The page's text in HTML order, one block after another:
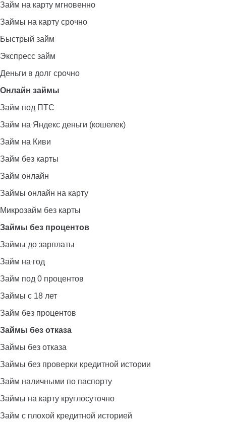
Займ на карту мгновенно
Займы на карту срочно
Быстрый займ
Экспресс займ
Деньги в долг срочно
Онлайн займы
Займ под ПТС
Займ на Яндекс деньги (кошелек)
Займ на Киви
Займ без карты
Займ онлайн
Займы онлайн на карту
Микрозайм без карты
Займы без процентов
Займы до зарплаты
Займ на год
Займ под 0 процентов
Займы с 18 лет
Займ без процентов
Займы без отказа
Займы без отказа
Займы без проверки кредитной истории
Займ наличными по паспорту
Займы на карту круглосуточно
Займ с плохой кредитной историей